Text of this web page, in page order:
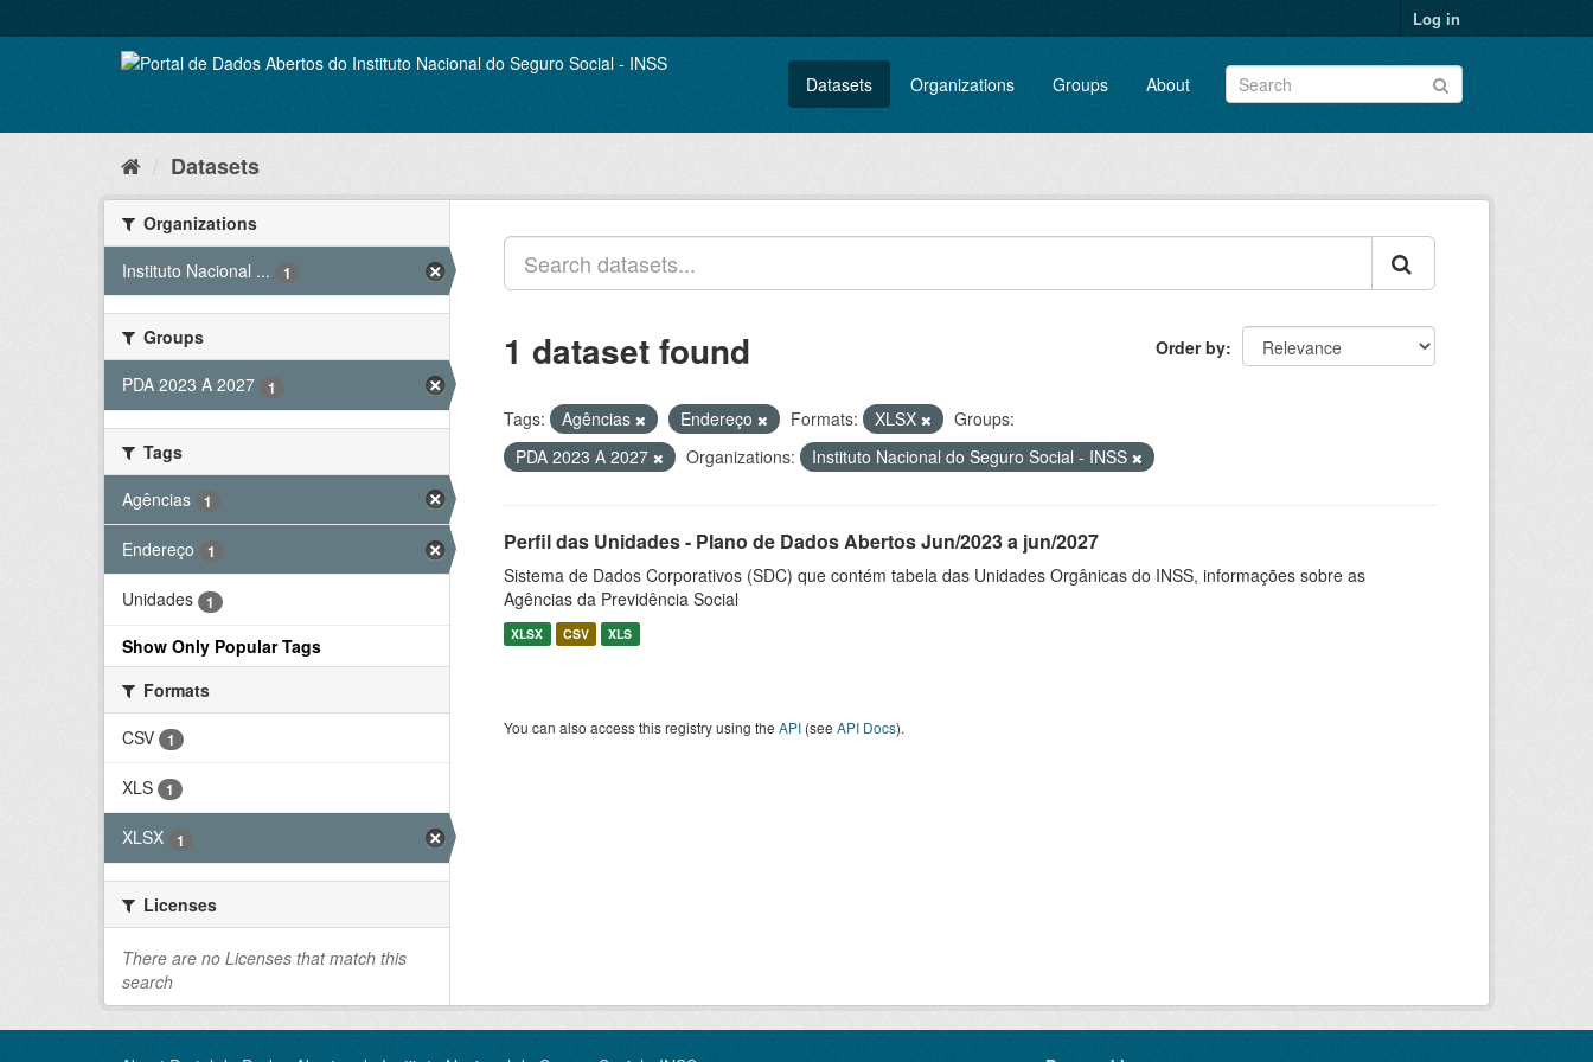
to
Log in
Datasets Organizations Groups About
Datasets
Organizations
Instituto Nacional ...
1
Groups
PDA 2023 A 2027
1
Tags
Agências
1
Endereço 1
Unidades 1
Show Only Popular Tags
Formats
CSV
1
XLS 1
XLSX 1
Licenses
There are no Licenses that match this
search
Order by
1 dataset found
Tags: Agências Endereço Formats: XLSX
Groups:
PDA 2023 A 2027
Organizations: Instituto Nacional do Seguro Social - INSS
Perfil das Unidades - Plano de Dados Abertos Jun/2023 a jun/2027
Sistema de Dados Corporativos (SDC) que contém tabela das Unidades Orgânicas do INSS, informações sobre as
Agências da Previdência Social
XLSX CSV XLS
You can also access this registry using the API (see API Docs).